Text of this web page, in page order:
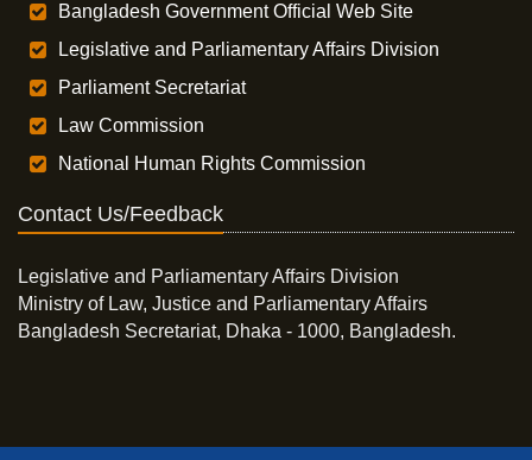
Bangladesh Government Official Web Site
Legislative and Parliamentary Affairs Division
Parliament Secretariat
Law Commission
National Human Rights Commission
Contact Us/Feedback
Legislative and Parliamentary Affairs Division
Ministry of Law, Justice and Parliamentary Affairs
Bangladesh Secretariat, Dhaka - 1000, Bangladesh.